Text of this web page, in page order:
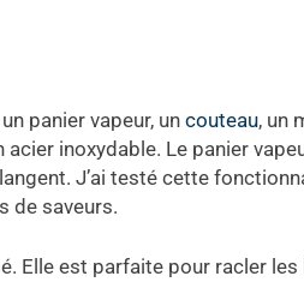
un panier vapeur, un couteau, un
inoxydable. Le panier
J’ai testé cette
de saveurs.
Elle est parfaite pour racler